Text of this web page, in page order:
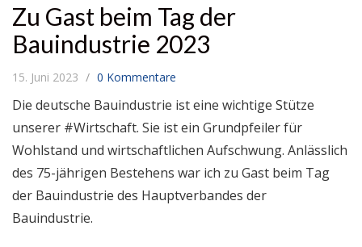
Zu Gast beim Tag der
Bauindustrie 2023
15. Juni 2023 0 Kommentare
Die deutsche Bauindustrie ist eine wichtige Stütze
unserer #Wirtschaft. Sie ist ein Grundpfeiler für
Wohlstand und wirtschaftlichen Aufschwung. Anlässlich
des 75-jährigen Bestehens war ich zu Gast beim Tag
der Bauindustrie des Hauptverbandes der
Bauindustrie.